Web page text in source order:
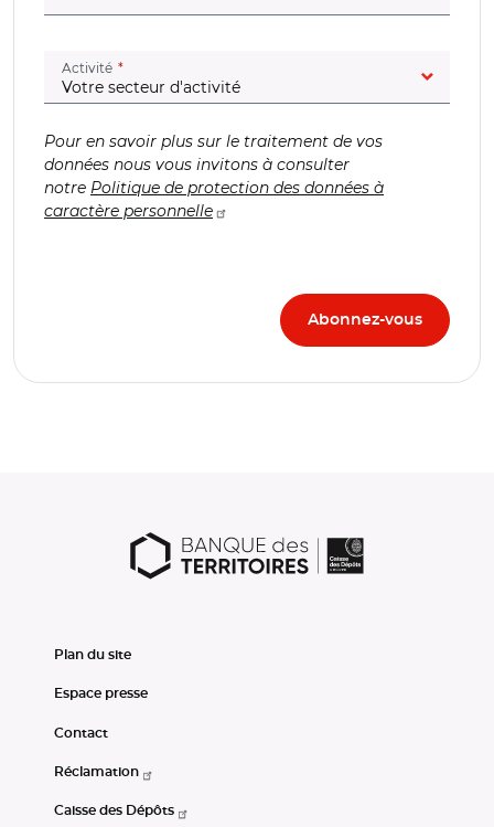
Activité (champ obligatoire)
Pour en savoir plus sur le traitement de vos
données nous vous invitons à consulter
notre Politique de protection des données à
caractère personnelle
Plan du site
Espace presse
Contact
Réclamation
Caisse des Dépôts